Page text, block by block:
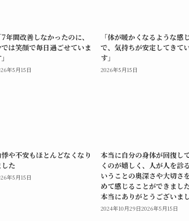
7年間改善しなかったのに、
は笑顔で毎日過ごせていま
年5月15日
「体が暖かくなるような感
で、気持ちが安定してきて
す」
2026年5月15日
や不安もほとんどなくなり
した
年5月15日
本当に自分の身体が回復し
くのが嬉しく、人が人を診
いうことの奥深さや大切さ
めて感じることができました
本当にありがとうございま
2024年10月29日2026年5月15日